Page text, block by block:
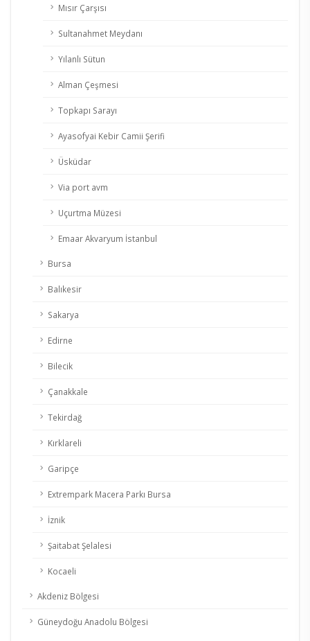
Mısır Çarşısı
Sultanahmet Meydanı
Yılanlı Sütun
Alman Çeşmesi
Topkapı Sarayı
Ayasofyai Kebir Camii Şerifi
Üsküdar
Via port avm
Uçurtma Müzesi
Emaar Akvaryum İstanbul
Bursa
Balıkesir
Sakarya
Edirne
Bilecik
Çanakkale
Tekirdağ
Kırklareli
Garipçe
Extrempark Macera Parkı Bursa
İznik
Şaitabat Şelalesi
Kocaeli
Akdeniz Bölgesi
Güneydoğu Anadolu Bölgesi